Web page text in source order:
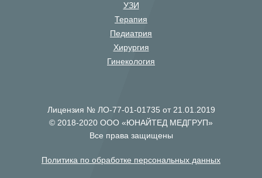
УЗИ
Терапия
Педиатрия
Хирургия
Гинекология
Лицензия № ЛО-77-01-01735 от 21.01.2019
© 2018-2020 ООО «ЮНАЙТЕД МЕДГРУП»
Все права защищены
Политика по обработке персональных данных